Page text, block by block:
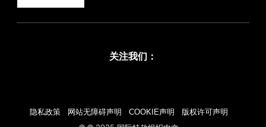
隐私政策 网站无障碍声明 COOKIE声明
版权许可声明
关注我们：